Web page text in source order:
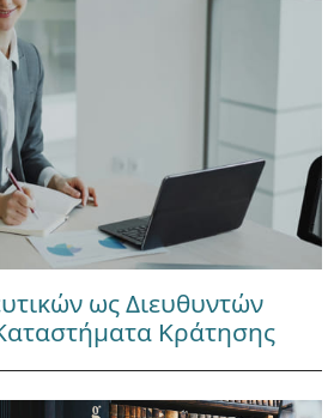
ως Διευθυντών
Κράτησης